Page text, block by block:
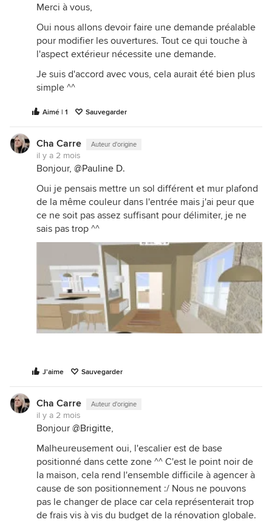
Merci à vous,
Oui nous allons devoir faire une demande préalable
pour modifier les ouvertures. Tout ce qui touche à
l'aspect extérieur nécessite une demande.
Je suis d'accord avec vous, cela aurait été bien plus
simple ^^
Aimé | 1 Sauvegarder
Cha Carre Auteur d'origine
il y a 2 mois
Bonjour, @Pauline D.
Oui je pensais mettre un sol différent et mur plafond
de la même couleur dans l'entrée mais j'ai peur que
ce ne soit pas assez suffisant pour délimiter, je ne
sais pas trop ^^
J'aime Sauvegarder
Cha Carre Auteur d'origine
il y a 2 mois
Bonjour @Brigitte,
Malheureusement oui, l'escalier est de base
positionné dans cette zone ^^ C'est le point noir de
la maison, cela rend l'ensemble difficile à agencer à
cause de son positionnement :/ Nous ne pouvons
pas le changer de place car cela représenterait trop
de frais vis à vis du budget de la rénovation globale.